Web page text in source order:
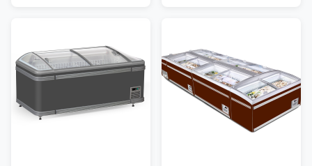
and digital thermostat, as well
as front-back sliding Low-E top
...